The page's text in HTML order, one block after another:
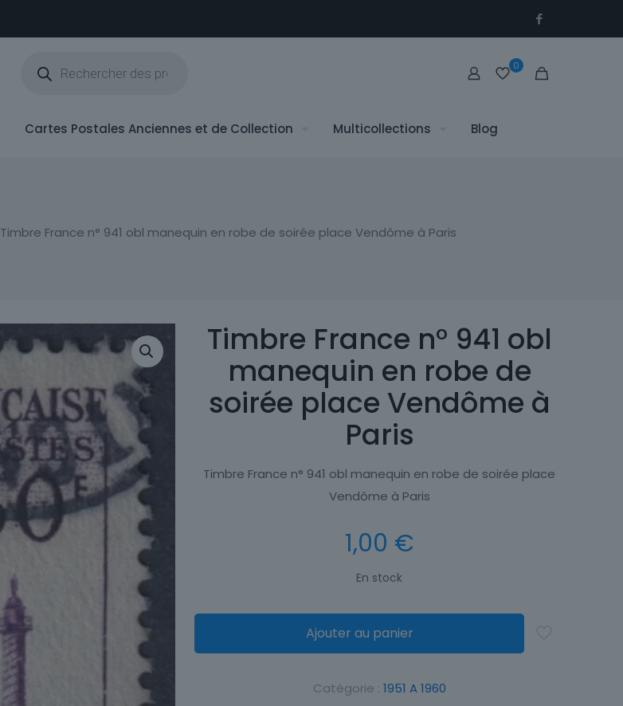
produits
0
Cartes Postales Anciennes et de Collection Multicollections Blog
Timbre France n° 941 obl manequin en robe de soirée place Vendôme à Paris
Timbre France n° 941 obl
manequin en robe de
soirée place Vendôme à
Paris
Timbre France n° 941 obl manequin en robe de soirée place
Vendôme à Paris
1,00 €
En stock
Ajouter au panier
Catégorie : 1951 A 1960